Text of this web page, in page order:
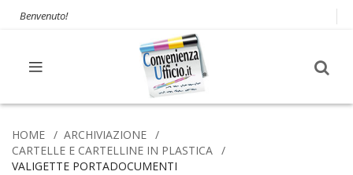
Benvenuto!
HOME
ARCHIVIAZIONE
CARTELLE E CARTELLINE IN PLASTICA
VALIGETTE PORTADOCUMENTI